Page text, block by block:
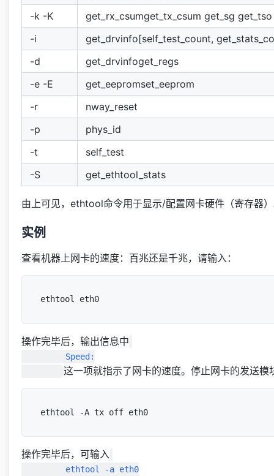
-k -K
get_rx_csumget_tx_csum get_sg
-i
get_drvinfo[self_test_count,
-d
get_drvinfoget_regs
-e -E
get_eepromset_eeprom
-r
nway_reset
-p
phys_id
-t
self_test
-S
get_ethtool_stats
由上可见，ethtool命令用于显示/配置网卡硬件（寄存器
实例
查看机器上网卡的速度：百兆还是千兆，请输入：
ethtool eth0
操作完毕后，输出信息中
这一项就指示了网卡的速度。停止网卡的发送模
ethtool -A tx off eth0
操作完毕后，可输入